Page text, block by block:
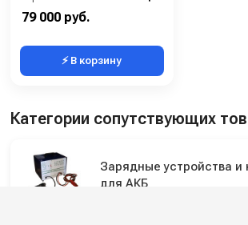
79 000 руб.
⚡ В корзину
Категории сопутствующих
Зарядные устройства и
для АКБ